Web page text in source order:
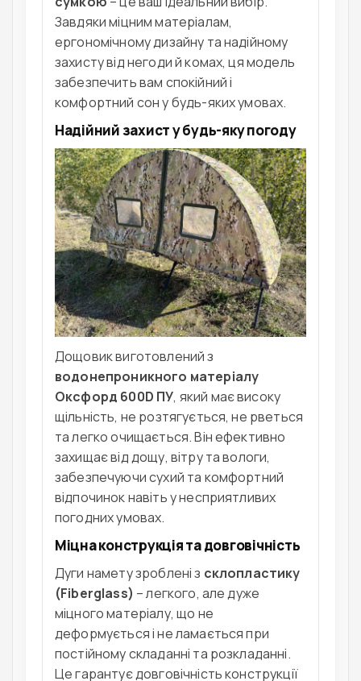
Завдяки міцним матеріалам,
ергономічному дизайну та надійному
захисту від негоди й комах, ця модель
забезпечить вам спокійний і
комфортний сон у будь-яких умовах.
Надійний захист у будь-яку погоду
Дощовик виготовлений з
водонепроникного матеріалу
Оксфорд 600D ПУ, який має високу
щільність, не розтягується, не рветься
та легко очищається. Він ефективно
захищає від дощу, вітру та вологи,
забезпечуючи сухий та комфортний
відпочинок навіть у несприятливих
погодних умовах.
Міцна конструкція та довговічність
Дуги намету зроблені з склопластику
(Fiberglass) – легкого, але дуже
міцного матеріалу, що не
деформується і не ламається при
постійному складанні та розкладанні.
Це гарантує довговічність конструкції